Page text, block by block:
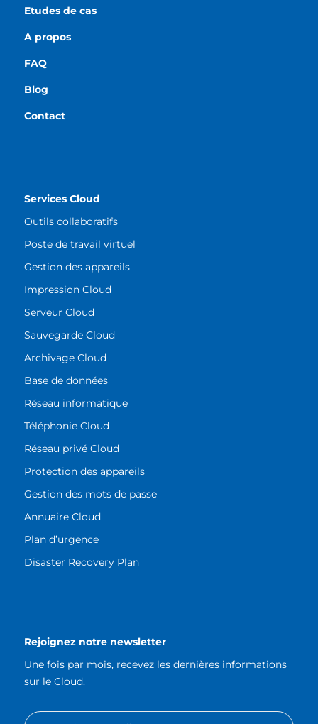
Etudes de cas
A propos
FAQ
Blog
Contact
Services Cloud
Outils collaboratifs
Poste de travail virtuel
Gestion des appareils
Impression Cloud
Serveur Cloud
Sauvegarde Cloud
Archivage Cloud
Base de données
Réseau informatique
Téléphonie Cloud
Réseau privé Cloud
Protection des appareils
Gestion des mots de passe
Annuaire Cloud
Plan d’urgence
Disaster Recovery Plan
Rejoignez notre newsletter
Une fois par mois, recevez les dernières informations
sur le Cloud.